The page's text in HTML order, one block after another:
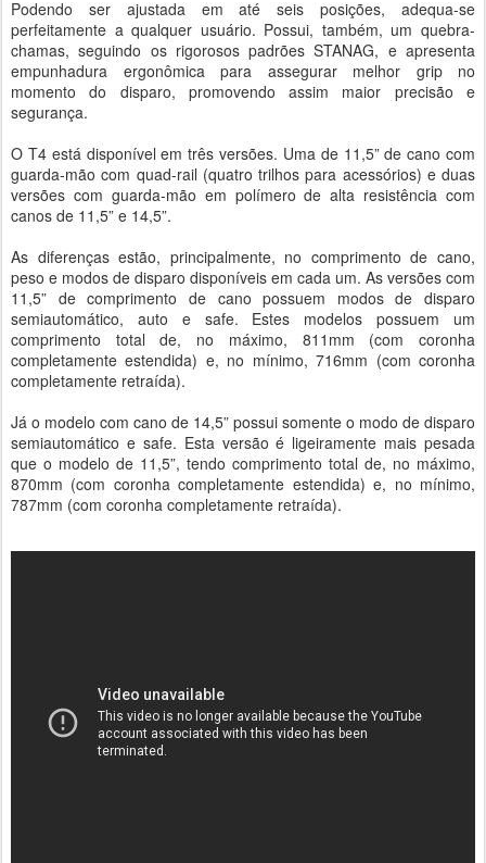
Podendo ser ajustada em até seis posições, adequa-se
perfeitamente a qualquer usuário. Possui, também, um quebra-
chamas, seguindo os rigorosos padrões STANAG, e apresenta
empunhadura ergonômica para assegurar melhor grip no
momento do disparo, promovendo assim maior precisão e
segurança.
O T4 está disponível em três versões. Uma de 11,5” de cano com
guarda-mão com quad-rail (quatro trilhos para acessórios) e duas
versões com guarda-mão em polímero de alta resistência com
canos de 11,5” e 14,5”.
As diferenças estão, principalmente, no comprimento de cano,
peso e modos de disparo disponíveis em cada um. As versões com
11,5” de comprimento de cano possuem modos de disparo
semiautomático, auto e safe. Estes modelos possuem um
comprimento total de, no máximo, 811mm (com coronha
completamente estendida) e, no mínimo, 716mm (com coronha
completamente retraída).
Já o modelo com cano de 14,5” possui somente o modo de disparo
semiautomático e safe. Esta versão é ligeiramente mais pesada
que o modelo de 11,5”, tendo comprimento total de, no máximo,
870mm (com coronha completamente estendida) e, no mínimo,
787mm (com coronha completamente retraída).